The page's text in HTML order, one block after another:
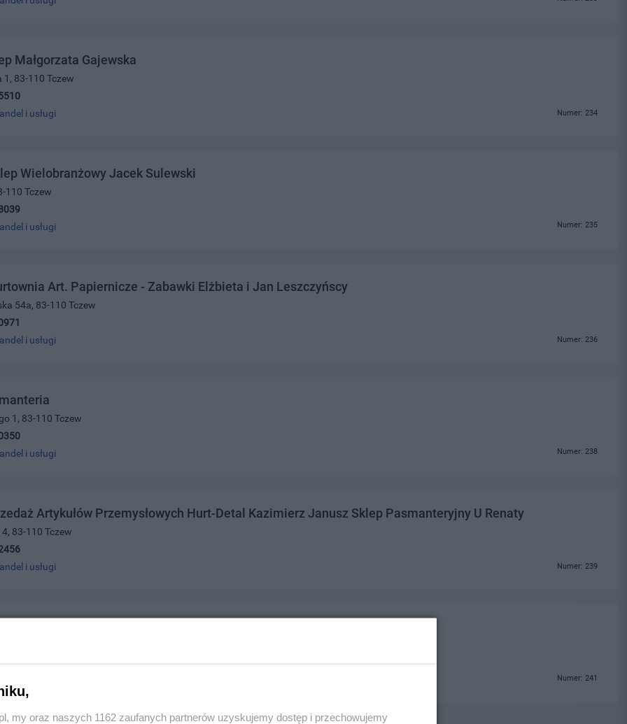
Małgorzata Gajewska
1, 83-110 Tczew
i usługi Numer: 234
Wielobranżowy Jacek Sulewski
110 Tczew
i usługi Numer: 235
Art. Papiernicze - Zabawki Elżbieta i Jan Leszczyńscy
54a, 83-110 Tczew
i usługi Numer: 236
1, 83-110 Tczew
i usługi Numer: 238
Artykułów Przemysłowych Hurt-Detal Kazimierz Janusz Sklep Pasmanteryjny U Renaty
83-110 Tczew
i usługi Numer: 239
110 Tczew
Numer: 241
my oraz naszych 1162 zaufanych partnerów uzyskujemy dostęp i przechowujemy